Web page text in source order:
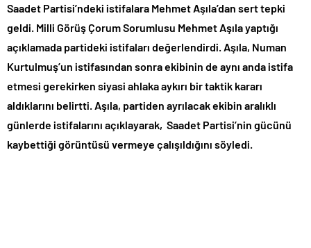
Saadet Partisi’ndeki istifalara Mehmet Aşıla’dan sert tepki
geldi. Milli Görüş Çorum Sorumlusu Mehmet Aşıla yaptığı
açıklamada partideki istifaları değerlendirdi. Aşıla, Numan
Kurtulmuş’un istifasından sonra ekibinin de aynı anda istifa
etmesi gerekirken siyasi ahlaka aykırı bir taktik kararı
aldıklarını belirtti. Aşıla, partiden ayrılacak ekibin aralıklı
günlerde istifalarını açıklayarak, Saadet Partisi’nin gücünü
kaybettiği görüntüsü vermeye çalışıldığını söyledi.